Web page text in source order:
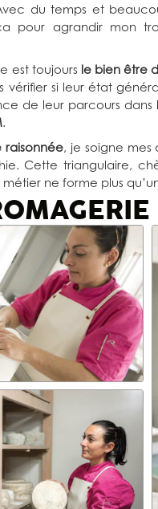
du temps et
pour agrandir mon
est toujours le bien être
vérifier si leur état
de leur parcours dans
.
raisonnée, je soigne
Cette triangulaire,
ne forme plus